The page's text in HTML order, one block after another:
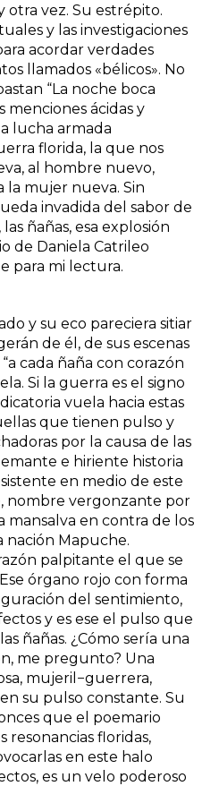
otra vez. Su estrépito.
y las investigaciones
acordar verdades
llamados «bélicos». No
“La noche boca
menciones ácidas y
lucha armada
florida, la que nos
al hombre nuevo,
la mujer nueva. Sin
invadida del sabor de
ñañas, esa explosión
de Daniela Catrileo
para mi lectura.
y su eco pareciera sitiar
de él, de sus escenas
cada ñaña con corazón
Si la guerra es el signo
vuela hacia estas
que tienen pulso y
por la causa de las
e hiriente historia
en medio de este
nombre vergonzante por
mansalva en contra de los
Mapuche.
palpitante el que se
órgano rojo con forma
del sentimiento,
y es ese el pulso que
ñañas. ¿Cómo sería una
me pregunto? Una
mujeril−guerrera,
su pulso constante. Su
que el poemario
resonancias floridas,
en este halo
es un velo poderoso